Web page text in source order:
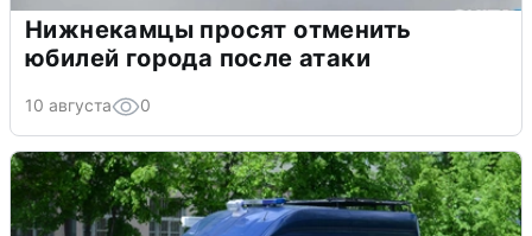
Нижнекамцы просят отменить
юбилей города после атаки
10 августа 0